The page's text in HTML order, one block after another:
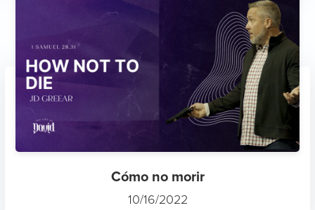
Cómo no morir
10/16/2022